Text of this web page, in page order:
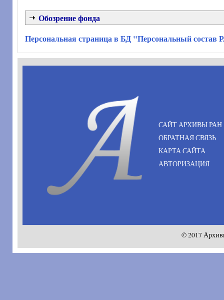
Обозрение фонда
Персональная страница в БД "Персональный состав
САЙТ АРХИВЫ РАН
ОБРАТНАЯ СВЯЗЬ
КАРТА САЙТА
АВТОРИЗАЦИЯ
© 2017